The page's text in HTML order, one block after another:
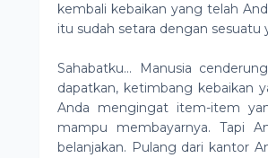
kembali kebaikan yang telah
itu sudah setara dengan
Sahabatku… Manusia
dapatkan, ketimbang kebaikan
Anda mengingat item-item
mampu membayarnya. Tapi
belanjakan. Pulang dari kantor